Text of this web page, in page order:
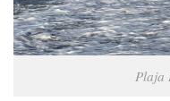
Plaja